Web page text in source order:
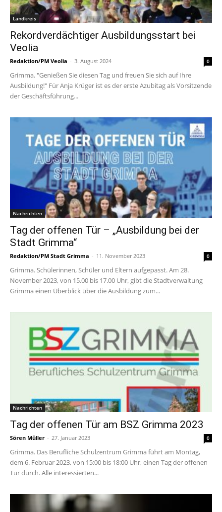
Landkreis
Rekordverdächtiger Ausbildungsstart bei
Veolia
Redaktion/PM Veolia - 3. August 2024 0
Grimma. "Genießen Sie diesen Tag und freuen Sie sich auf Ihre
Ausbildung!" Für Anja Krüger ist es der erste Azubitag als Vorsitzende
der Geschäftsführung...
Nachrichten
Tag der offenen Tür – „Ausbildung bei der
Stadt Grimma“
Redaktion/PM Stadt Grimma - 11. November 2023 0
Grimma. Schülerinnen, Schüler und Eltern aufgepasst. Am 28.
November 2023, von 15.00 bis 17.00 Uhr, gibt die Stadtverwaltung
Grimma einen Überblick über die Ausbildung zum...
Nachrichten
Tag der offenen Tür am BSZ Grimma 2023
Sören Müller - 27. Januar 2023 0
Grimma. Das Berufliche Schulzentrum Grimma führt am Montag,
dem 6. Februar 2023, von 15:00 bis 18:00 Uhr, einen Tag der offenen
Tür durch. Alle interessierten...